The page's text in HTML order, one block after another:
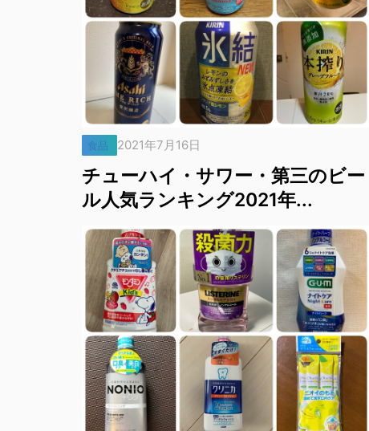
食品 2021年7月16日
チューハイ・サワー・第三のビー
ル人気ランキング2021年...